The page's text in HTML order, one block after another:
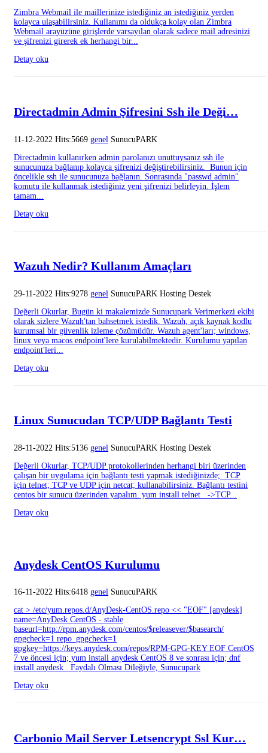
Zimbra Webmail ile maillerinize istediğiniz an istediğiniz yerden
kolayca ulaşabilirsiniz. Kullanımı da oldukça kolay olan Zimbra
Webmail arayüzüne girişlerde varsayılan olarak sadece mail adresinizi
ve şifrenizi girerek ek herhangi bir...
Detay oku
Directadmin Admin Şifresini Ssh ile Deği…
11-12-2022 Hits:5669 genel SunucuPARK
Directadmin kullanırken admin parolanızı unuttuysanız ssh ile
sunucunuza bağlanıp kolayca şifrenizi değiştirebilirsiniz. Bunun için
öncelikle ssh ile sunucunuza bağlanın. Sonrasında "passwd admin"
komutu ile kullanmak istediğiniz yeni şifrenizi belirleyin. İşlem
tamam...
Detay oku
Wazuh Nedir? Kullanım Amaçları
29-11-2022 Hits:9278 genel SunucuPARK Hosting Destek
Değerli Okurlar, Bugün ki makalemizde Sunucupark Verimerkezi ekibi
olarak sizlere Wazuh'tan bahsetmek istedik. Wazuh, açık kaynak kodlu
kurumsal bir güvenlik izleme çözümüdür. Wazuh agent'ları; windows,
linux veya macos endpoint'lere kurulabilmektedir. Kurulumu yapılan
endpoint'leri...
Detay oku
Linux Sunucudan TCP/UDP Bağlantı Testi
28-11-2022 Hits:5136 genel SunucuPARK Hosting Destek
Değerli Okurlar, TCP/UDP protokollerinden herhangi biri üzerinden
çalışan bir uygulama için bağlantı testi yapmak istediğinizde; TCP
için telnet; TCP ve UDP için netcat; kullanabilirsiniz. Bağlantı testini
centos bir sunucu üzerinden yapalım. yum install telnet ->TCP...
Detay oku
Anydesk CentOS Kurulumu
16-11-2022 Hits:6418 genel SunucuPARK
cat > /etc/yum.repos.d/AnyDesk-CentOS.repo << "EOF" [anydesk]
name=AnyDesk CentOS - stable
baseurl=http://rpm.anydesk.com/centos/$releasever/$basearch/
gpgcheck=1 repo_gpgcheck=1
gpgkey=https://keys.anydesk.com/repos/RPM-GPG-KEY EOF CentOS
7 ve öncesi için; yum install anydesk CentOS 8 ve sonrası için; dnf
install anydesk Faydalı Olması Dileğiyle, Sunucupark
Detay oku
Carbonio Mail Server Letsencrypt Ssl Kur…